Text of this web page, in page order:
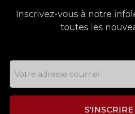
Inscrivez-vous à notre
toutes les